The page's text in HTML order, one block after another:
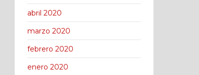
abril 2020
marzo 2020
febrero 2020
enero 2020